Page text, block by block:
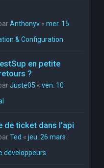
Anthonyv « mer. 15
& Configuration
en petite
?
Juste05 « ven. 10
de ticket dans l'api
Ted « jeu. 26 mars
développeurs